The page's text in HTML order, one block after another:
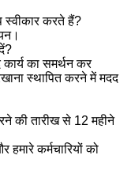
स्वीकार करते हैं?
का समर्थन कर
स्थापित करने में मदद
की तारीख से 12 महीने
कर्मचारियों को